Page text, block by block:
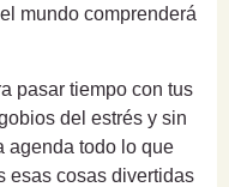
mundo comprenderá
pasar tiempo con tus
del estrés y sin
agenda todo lo que
esas cosas divertidas